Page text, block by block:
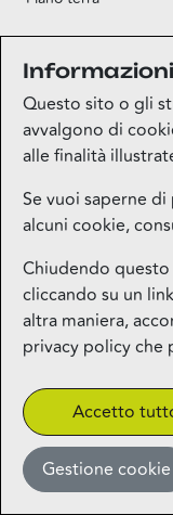
Medi-market
Piano terra
Mila Beauty
Piano terra
Milos – Greek
Soon
1° piano
CLICK&COLLECT
Miniso
Informazioni
Questo sito o gli
avvalgono di
alle finalità
Se vuoi saperne
alcuni cookie,
Chiudendo
cliccando su un
altra maniera,
privacy policy che
Accetto
Gestione cookie